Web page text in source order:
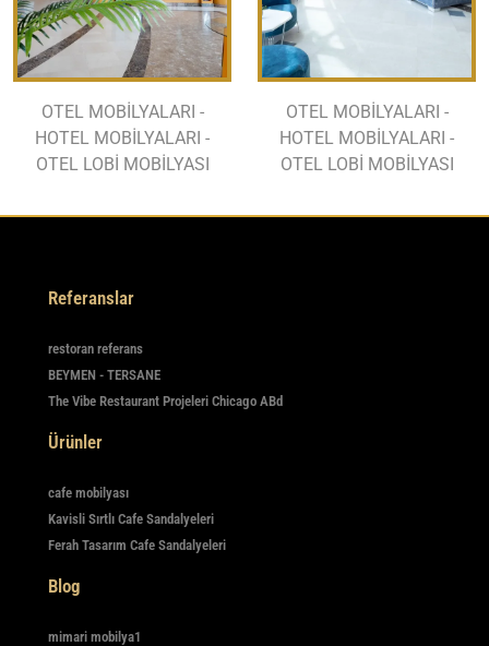
OTEL MOBİLYALARI -
HOTEL MOBİLYALARI -
OTEL LOBİ MOBİLYASI
OTEL MOBİLYALARI -
HOTEL MOBİLYALARI -
OTEL LOBİ MOBİLYASI
Referanslar
restoran referans
BEYMEN - TERSANE
The Vibe Restaurant Projeleri Chicago ABd
Ürünler
cafe mobilyası
Kavisli Sırtlı Cafe Sandalyeleri
Ferah Tasarım Cafe Sandalyeleri
Blog
mimari mobilya1